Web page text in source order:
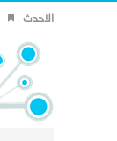
الاحدث